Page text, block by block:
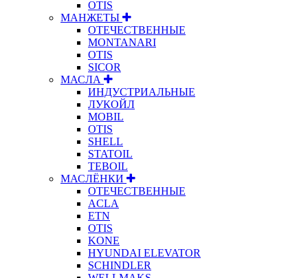
OTIS
МАНЖЕТЫ
ОТЕЧЕСТВЕННЫЕ
MONTANARI
OTIS
SICOR
МАСЛА
ИНДУСТРИАЛЬНЫЕ
ЛУКОЙЛ
MOBIL
OTIS
SHELL
STATOIL
TEBOIL
МАСЛЁНКИ
ОТЕЧЕСТВЕННЫЕ
ACLA
ETN
OTIS
KONE
HYUNDAI ELEVATOR
SCHINDLER